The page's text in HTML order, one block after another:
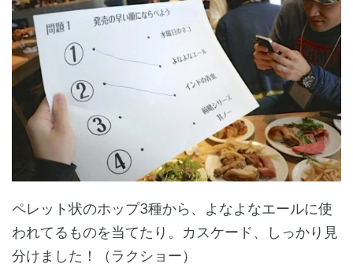
ペレット状のホップ3種から、よなよなエールに使
われてるものを当てたり。カスケード、しっかり見
分けました！（ラクショー）